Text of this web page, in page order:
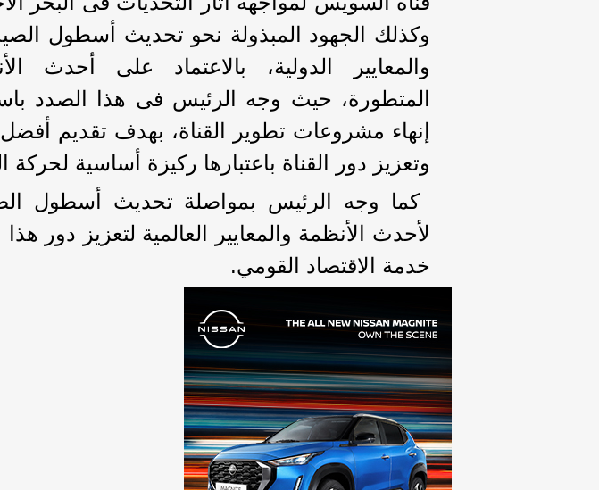
وكذلك الجهود المبذولة نحو تحديث أسطول
والمعايير الدولية، بالاعتماد على أحدث
المتطورة، حيث وجه الرئيس فى هذا الصدد
إنهاء مشروعات تطوير القناة، بهدف تقديم
وتعزيز دور القناة باعتبارها ركيزة أساسية لحركة
كما وجه الرئيس بمواصلة تحديث أسطول
لأحدث الأنظمة والمعايير العالمية لتعزيز دور
خدمة الاقتصاد القومي.